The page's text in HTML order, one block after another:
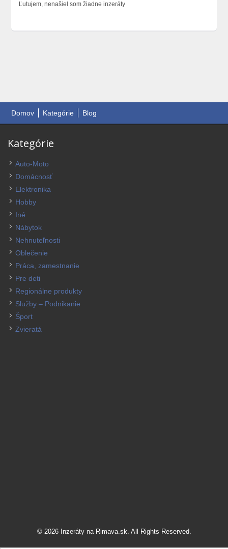
Ľutujem, nenašiel som žiadne inzeráty
Domov Kategórie Blog
Kategórie
Auto-Moto
Domácnosť
Elektronika
Hobby
Iné
Nábytok
Nehnuteľnosti
Oblečenie
Práca, zamestnanie
Pre deti
Regionálne produkty
Služby – Podnikanie
Šport
Zvieratá
© 2026 Inzeráty na Rimava.sk. All Rights Reserved.